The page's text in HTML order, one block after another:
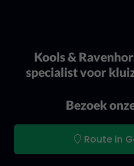
Kools &
specialist voor
Bezoek
Route in